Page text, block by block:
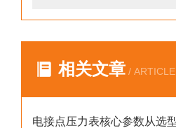
相关文章 / ARTICLE